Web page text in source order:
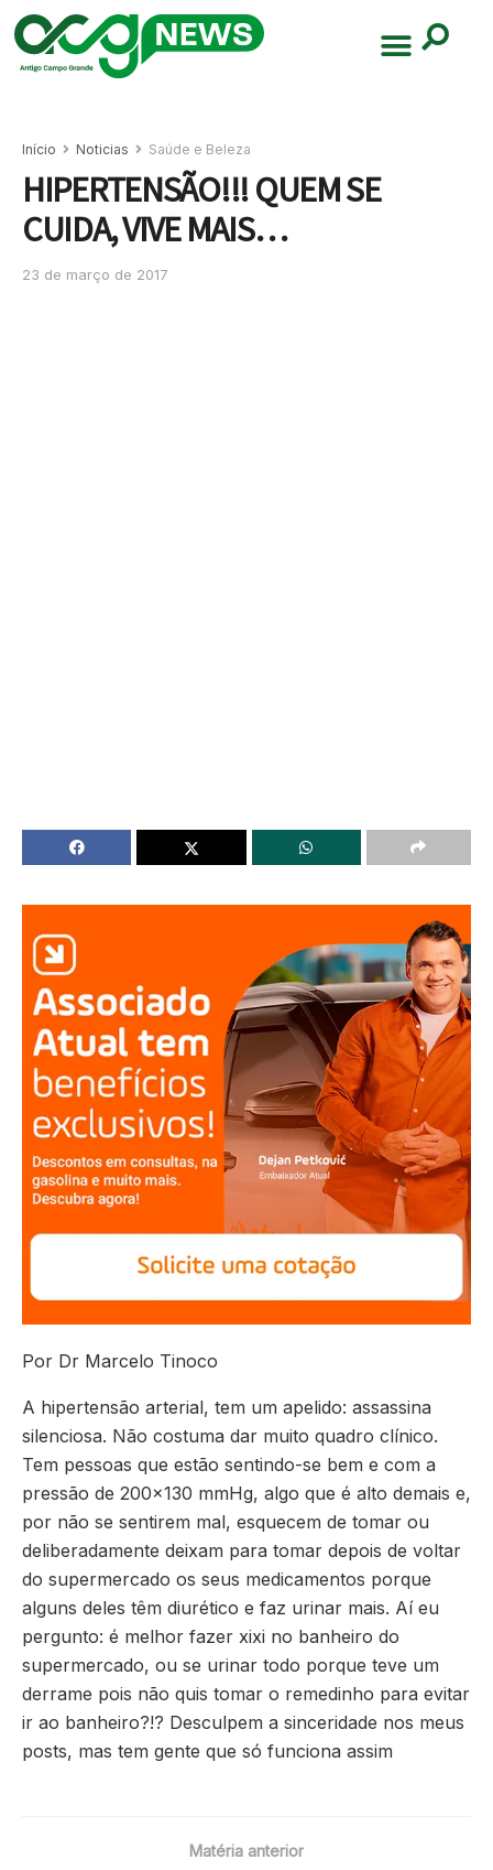
Início Noticias Saúde e Beleza
HIPERTENSÃO!!! QUEM SE
CUIDA, VIVE MAIS…
23 de março de 2017
Por Dr Marcelo Tinoco
A hipertensão arterial, tem um apelido: assassina
silenciosa. Não costuma dar muito quadro clínico.
Tem pessoas que estão sentindo-se bem e com a
pressão de 200x130 mmHg, algo que é alto demais e,
por não se sentirem mal, esquecem de tomar ou
deliberadamente deixam para tomar depois de voltar
do supermercado os seus medicamentos porque
alguns deles têm diurético e faz urinar mais. Aí eu
pergunto: é melhor fazer xixi no banheiro do
supermercado, ou se urinar todo porque teve um
derrame pois não quis tomar o remedinho para evitar
ir ao banheiro?!? Desculpem a sinceridade nos meus
posts, mas tem gente que só funciona assim
Matéria anterior